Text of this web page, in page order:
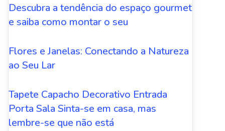
Descubra a tendência do espaço gourmet
e saiba como montar o seu
Flores e Janelas: Conectando a Natureza
ao Seu Lar
Tapete Capacho Decorativo Entrada
Porta Sala Sinta-se em casa, mas
lembre-se que não está